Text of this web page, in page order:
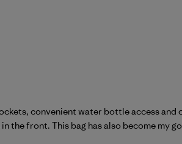
convenient water bottle access
the front. This bag has also become my